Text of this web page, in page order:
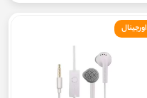
اورجینال